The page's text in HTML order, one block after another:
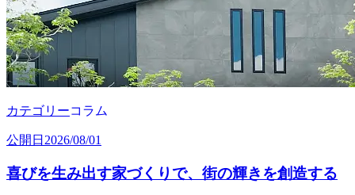
カテゴリーコラム
公開日 2026/08/01
喜びを生み出す家づくりで、街の輝きを創造する